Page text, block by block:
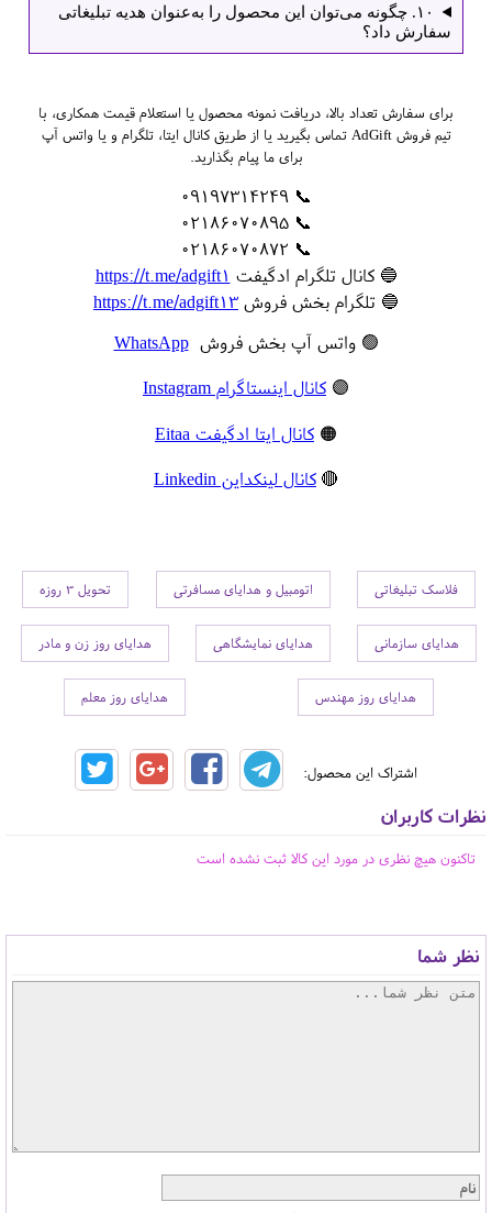
۱۰. چگونه می‌توان این محصول را به‌عنوان هدیه تبلیغاتی
سفارش داد؟
برای سفارش تعداد بالا، دریافت نمونه محصول یا استعلام قیمت همکاری، با
تیم فروش AdGift تماس بگیرید یا از طریق کانال ایتا، تلگرام و یا واتس آپ
برای ما پیام بگذارید.
📞 09197314249
📞 02186070895
📞 02186070872
🔵 کانال تلگرام ادگیفت https://t.me/adgift1
🔵 تلگرام بخش فروش https://t.me/adgift13
🟢 واتس آپ بخش فروشWhatsApp
🟣 کانال اینستاگرام Instagram
🟠 کانال ایتا ادگیفت Eitaa
🔴 کانال لینکداین Linkedin
فلاسک تبلیغاتی اتومبیل و هدایای مسافرتی تحویل 3 روزه
هدایای سازمانی هدایای نمایشگاهی هدایای روز زن و مادر
هدایای روز مهندس هدایای روز معلم
اشتراک این محصول:
نظرات کاربران
تاکنون هیچ نظری در مورد این کالا ثبت نشده است
نظر شما